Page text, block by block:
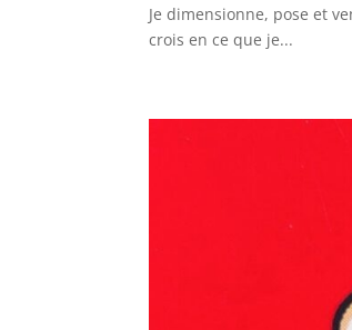
Je dimensionne, pose et
crois en ce que je...